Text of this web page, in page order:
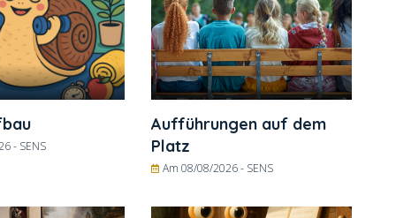
- SENS
Aufführungen auf dem
Platz
Am 08/08/2026 - SENS